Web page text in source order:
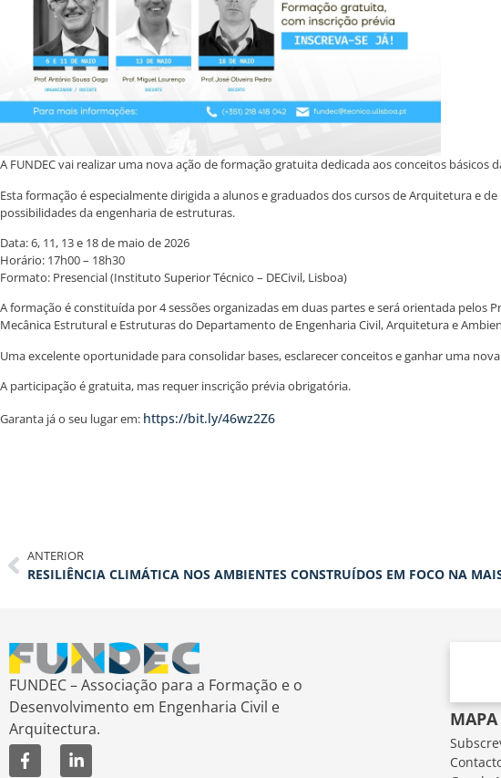
A FUNDEC vai realizar uma nova ação de formação gratuita dedicada aos conceitos
Esta formação é especialmente dirigida a alunos e graduados dos cursos de Arquitetura e
possibilidades da engenharia de estruturas.
Data: 6, 11, 13 e 18 de maio de 2026
Horário: 17h00 – 18h30
Formato: Presencial (Instituto Superior Técnico – DECivil, Lisboa)
A formação é constituída por 4 sessões organizadas em duas partes e será orientada pelos
Mecânica Estrutural e Estruturas do Departamento de Engenharia Civil, Arquitetura e
Uma excelente oportunidade para consolidar bases, esclarecer conceitos e ganhar uma
A participação é gratuita, mas requer inscrição prévia obrigatória.
Garanta já o seu lugar em: https://bit.ly/46wz2Z6
ANTERIOR
FUNDEC – Associação para a Formação e o
Desenvolvimento em Engenharia Civil e
Arquitectura.
MAPA